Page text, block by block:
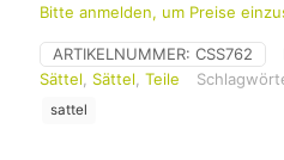
Bitte anmelden, um Preise
ARTIKELNUMMER: CSS762
Sättel
Sättel Teile
sattel